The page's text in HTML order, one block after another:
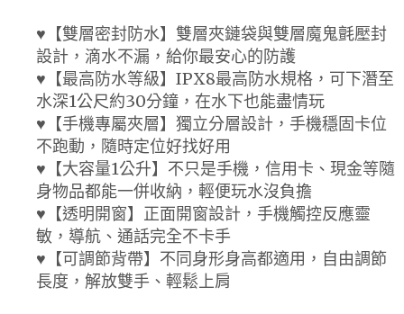
♥【雙層密封防水】雙層夾鏈袋與雙層魔鬼氈壓封
設計，滴水不漏，給你最安心的防護
♥【最高防水等級】IPX8最高防水規格，可下潛至
水深1公尺約30分鐘，在水下也能盡情玩
♥【手機專屬夾層】獨立分層設計，手機穩固卡位
不跑動，隨時定位好找好用
♥【大容量1公升】不只是手機，信用卡、現金等隨
身物品都能一併收納，輕便玩水沒負擔
♥【透明開窗】正面開窗設計，手機觸控反應靈
敏，導航、通話完全不卡手
♥【可調節背帶】不同身形身高都適用，自由調節
長度，解放雙手、輕鬆上肩